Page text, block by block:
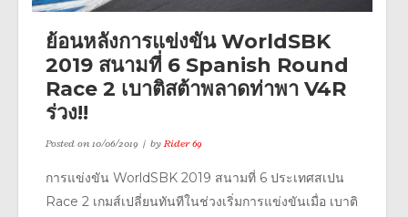
ย้อนหลังการแข่งขัน WorldSBK
2019 สนามที่ 6 Spanish Round
Race 2 เบาติสต้าพลาดท่าพา V4R
ร่วง!!
Posted on10/06/2019 byRider 69
การแข่งขัน WorldSBK 2019 สนามที่ 6 ประเทศสเปน
Race 2 เกมส์เปลี่ยนทันทีในช่วงเริ่มการแข่งขันเมื่อ เบาติ